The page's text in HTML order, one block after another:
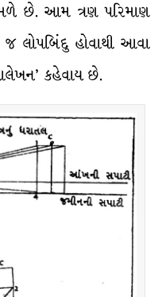
છે. આમ ત્રણ પરિમાણ
લોપબિંદુ હોવાથી આવા
કહેવાય છે.